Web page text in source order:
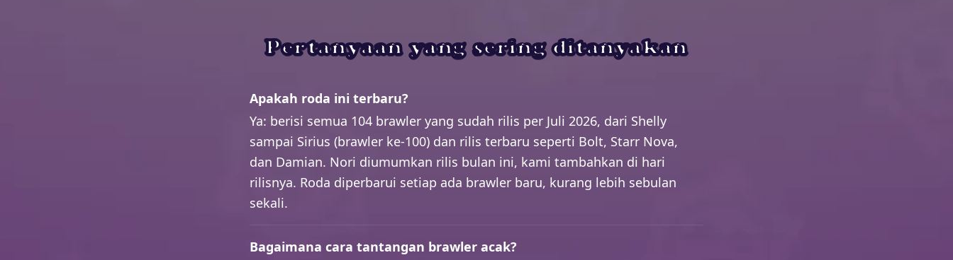
Pertanyaan yang sering ditanyakan
Apakah roda ini terbaru?
Ya: berisi semua 104 brawler yang sudah rilis per Juli 2026, dari Shelly
sampai Sirius (brawler ke-100) dan rilis terbaru seperti Bolt, Starr Nova,
dan Damian. Nori diumumkan rilis bulan ini, kami tambahkan di hari
rilisnya. Roda diperbarui setiap ada brawler baru, kurang lebih sebulan
sekali.
Bagaimana cara tantangan brawler acak?